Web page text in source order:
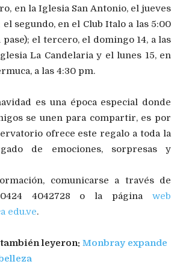
en la Iglesia San Antonio, el jueves
el segundo, en el Club Italo a las 5:00
el tercero, el domingo 14, a las
La Candelaria y el lunes 15, en
a las 4:30 pm.
es una época especial donde
se unen para compartir, es por
ofrece este regalo a toda la
de emociones, sorpresas y
comunicarse a través de
4042728 o la página web
edu.ve.
leyeron: Monbray expande